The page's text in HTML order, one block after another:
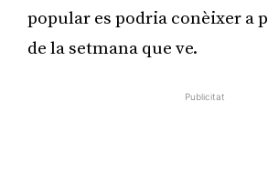
popular es podria conèixer a
de la setmana que ve.
Publicitat